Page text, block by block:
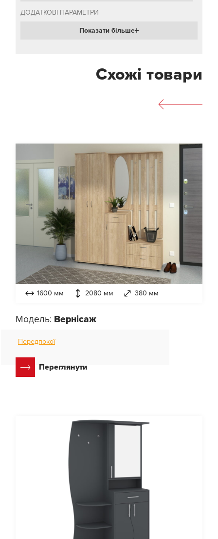
ДОДАТКОВІ ПАРАМЕТРИ
Показати більше
Схожі товари
1600 мм 2080 мм 380 мм
Модель: Вернісаж
Передпокої
Переглянути